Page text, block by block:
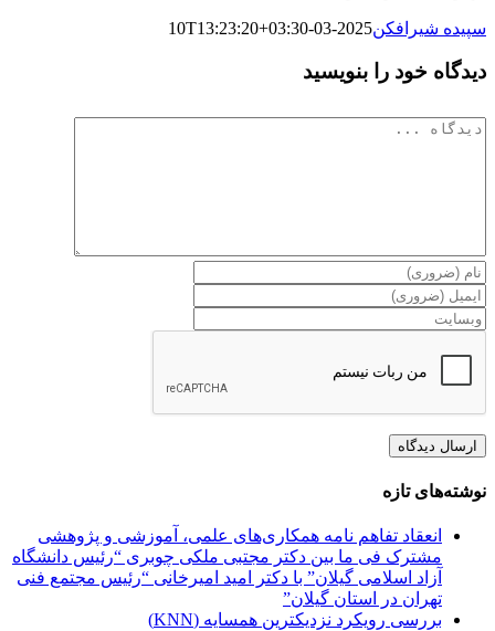
سپیده شیرافکن2025-03-10T13:23:20+03:30
دیدگاه خود را بنویسید
دیدگاه
نوشته‌های تازه
انعقاد تفاهم نامه همکاری‌های علمی، آموزشی و پژوهشی
مشترک فی ما بین دکتر مجتبی ملکی چوبری “رئیس دانشگاه
آزاد اسلامی گیلان” با دکتر امید امیرخانی “رئیس مجتمع فنی
تهران در استان گیلان”
بررسی رویکرد نزدیکترین همسایه (KNN)